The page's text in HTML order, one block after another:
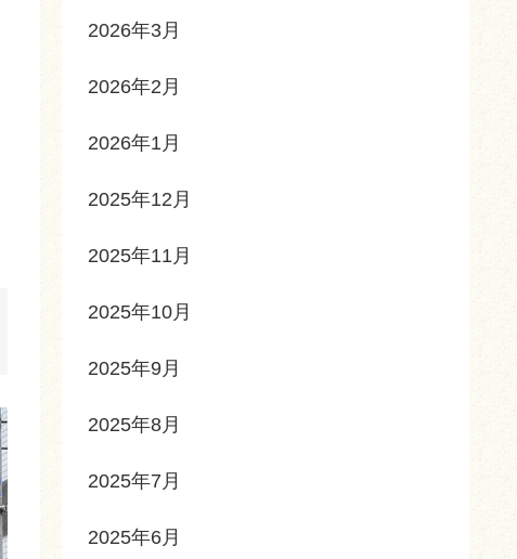
2026年3月
2026年2月
2026年1月
2025年12月
2025年11月
2025年10月
2025年9月
2025年8月
2025年7月
2025年6月